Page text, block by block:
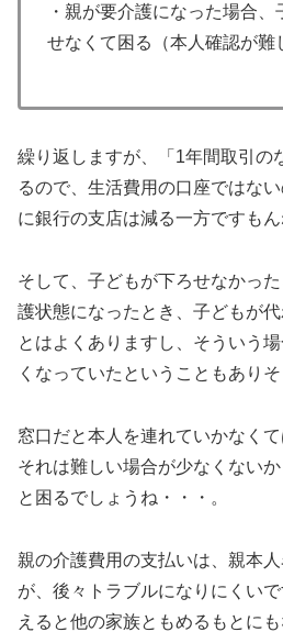
・親が要介護になった場合
せなくて困る（本人確認が難
繰り返しますが、「1年間取引の
るので、生活費用の口座ではな
に銀行の支店は減る一方ですもん
そして、子どもが下ろせなかっ
護状態になったとき、子どもが
とはよくありますし、そういう
くなっていたということもありそ
窓口だと本人を連れていかなく
それは難しい場合が少なくない
と困るでしょうね・・・。
親の介護費用の支払いは、親本
が、後々トラブルになりにくい
えると他の家族ともめるもとに